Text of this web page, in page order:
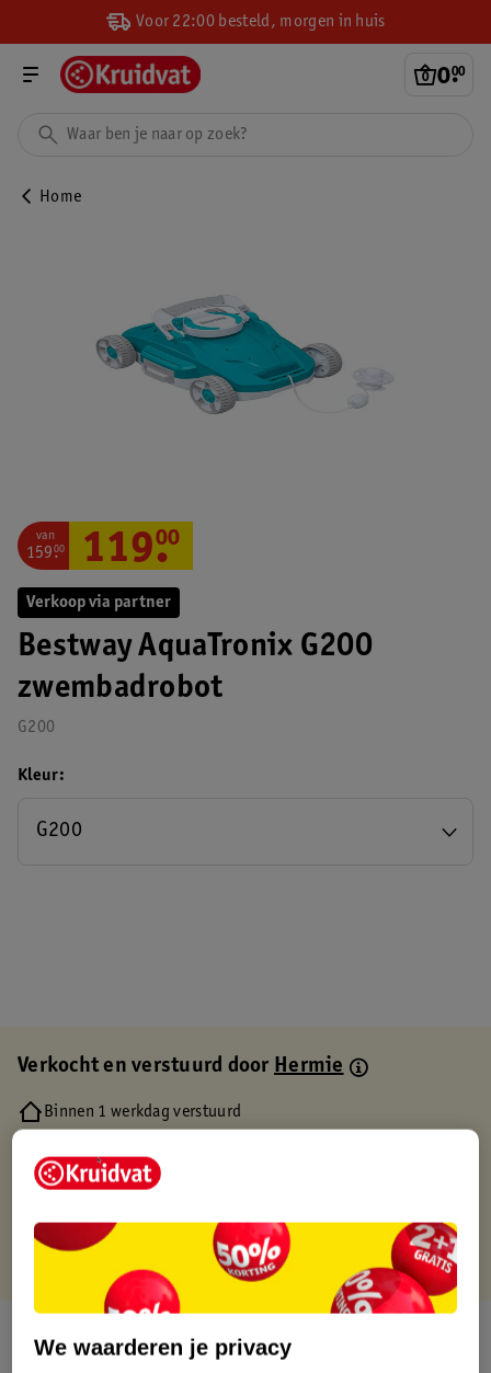
Voor 22:00 besteld, morgen in huis
0.
00
Home
Verkoop via partner
Bestway AquaTronix G200
zwembadrobot
G200
van
159.
00 119.
00
Kleur
G200
Verkocht en verstuurd doorHermie
Binnen 1 werkdag verstuurd
Gratis retourneren via verkooppartner.
Gratis punten met je Kruidvat kaart
Over dit product
We waarderen je privacy